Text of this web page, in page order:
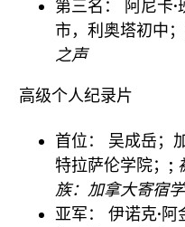
第三名：
阿尼卡
市，利奥塔初中
之声
高级个人纪录片
首位： 吴成岳；
特拉萨伦学院；;
族：加拿大寄宿
亚军： 伊诺克·